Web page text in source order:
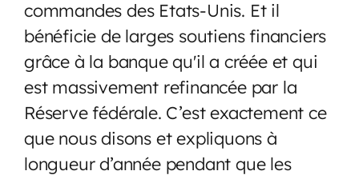
commandes des Etats-Unis. Et il
bénéficie de larges soutiens financiers
grâce à la banque qu'il a créée et qui
est massivement refinancée par la
Réserve fédérale. C’est exactement ce
que nous disons et expliquons à
longueur d’année pendant que les